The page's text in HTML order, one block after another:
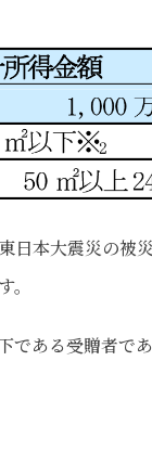
日本大震災の被
ある受贈者で